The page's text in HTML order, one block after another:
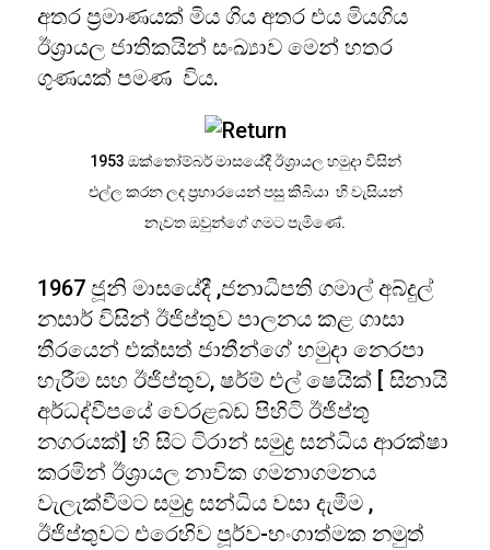
අතර ප්‍රමාණයක් මිය ගිය අතර එය මියගිය
ඊශ්‍රායල ජාතිකයින් සංඛ්‍යාව මෙන් හතර
ගුණයක් පමණ විය.
1953 ඔක්තෝම්බර් මාසයේදී ඊශ්‍රායල හමුදා විසින්
එල්ල කරන ලද ප්‍රහාරයෙන් පසු කිබියා හි වැසියන්
නැවත ඔවුන්ගේ ගමට පැමිණේ.
1967 ජූනි මාසයේදී ,ජනාධිපති ගමාල් අබ්දුල්
නසාර් විසින් ඊජිප්තුව පාලනය කළ ගාසා
තීරයෙන් එක්සත් ජාතීන්ගේ හමුදා නෙරපා
හැරීම සහ ඊජිප්තුව, ෂර්ම් එල් ෂෙයික් [ සිනායි
අර්ධද්වීපයේ වෙරළබඩ පිහිටි ඊජිප්තු
නගරයක්] හි සිට ටිරාන් සමුද්‍ර සන්ධිය ආරක්ෂා
කරමින් ඊශ්‍රායල නාවික ගමනාගමනය
වැලැක්වීමට සමුද්‍ර සන්ධිය වසා දැමීම ,
ඊජිප්තුවට එරෙහිව පූර්ව-භංගාත්මක නමුත්